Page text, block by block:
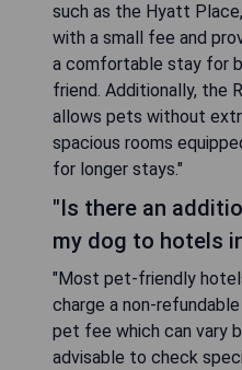
such as the Hyatt
with a small fee and
a comfortable stay for
friend. Additionally, the
allows pets without
spacious rooms
for longer stays."
"Is there an
my dog to hotels
"Most pet-friendly
charge a non-
pet fee which can vary
advisable to check